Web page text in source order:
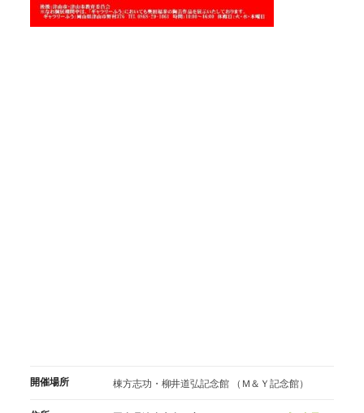
開催場所 棟方志功・柳井道弘記念館 （Ｍ＆Ｙ記念館）